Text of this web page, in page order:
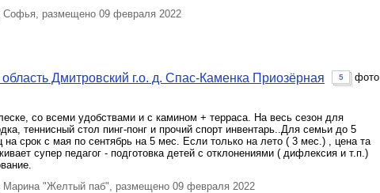
Софья, размещено 09 февраля 2022
Дмитровский г.о. д. Спас-Каменка Приозёрная
со всеми удобствами и с камином + терраса. На весь сезон для
теннисный стол пинг-понг и прочий спорт инвентарь..Для семьи до 5
на срок с мая по сентябрь на 5 мес. Если только на лето ( 3 мес.) , цена та
супер педагог - подготовка детей с отклонениями ( дифлексия и т.п.)
5 фото
Марина "Желтый паб", размещено 09 февраля 2022